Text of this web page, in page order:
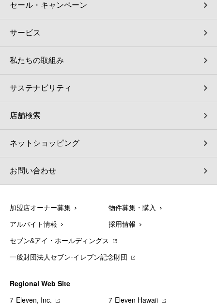
セール・キャンペーン
サービス
私たちの取組み
サステナビリティ
店舗検索
ネットショッピング
お問い合わせ
加盟店オーナー募集 物件募集・購入
アルバイト情報 採用情報
セブン&アイ・ホールディングス
一般財団法人セブン-イレブン記念財団
Regional Web Site
7‐Eleven, Inc.
7‐Eleven Hawaii